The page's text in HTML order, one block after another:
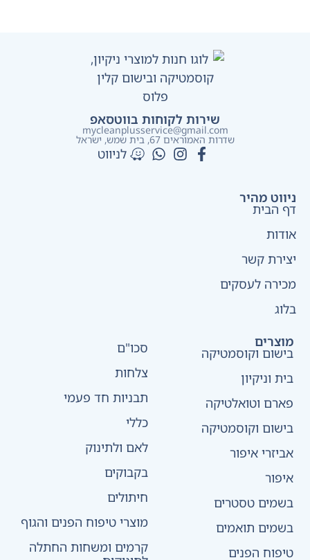
שירות לקוחות בווטסאפ
mycleanplusservice@gmail.com
שדרות האמוראים 67, בית שמש​, ישראל
לניווט
ניווט מהיר
דף הבית
אודות
יצירת קשר
מכירה לעסקים
בלוג
מוצרים
בישום וקוסמטיקה
בית וניקיון
פארם וטואלטיקה
בישום וקוסמטיקה
אביזרי איפור
איפור
בשמים טסטרים
בשמים תואמים
טיפוח הפנים
סכו"ם
צלחות
תבניות חד פעמי
כללי
לאם ולתינוק
בקבוקים
חיתולים
מוצרי טיפוח הפנים והגוף
קרמים ומשחות החתלה